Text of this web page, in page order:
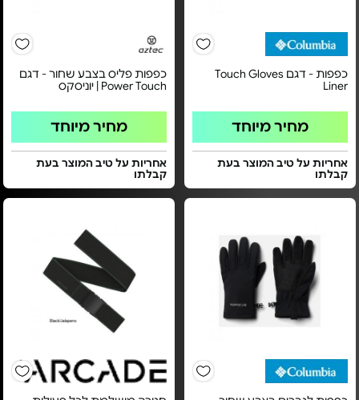
כפפות - דגם Touch Gloves
Liner
מחיר מיוחד
אחריות על טיב המוצר בעת
קבלתו
כפפות פליס בצבע שחור - דגם
Power Touch | יוניסקס
מחיר מיוחד
אחריות על טיב המוצר בעת
קבלתו